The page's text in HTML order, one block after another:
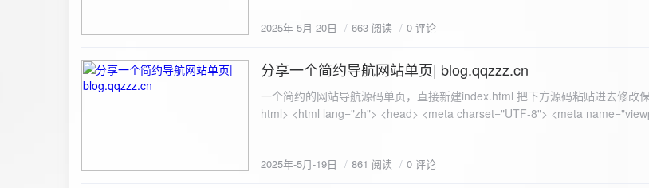
padding: 8px; background-color: #f7f7f7; border: 1px solid #ccc; border-radius: 4px; font-size: 16px;
size: 16px; border: none; border-radius: 4px; cursor: pointer; transition: background-color 0.3s ease; }
100%; height: 30px; background-color: #ddd; border-radius: 4px; margin-top: 20px; overflow: hidden; }
.progress-fill { height: 100%; background-color: #4caf50; width: 0; line-height: 30px; text-align: center;
border-radius: 4px; background-color: #f9f9f9; font-size: 16px; color: #333; min-height: 40px; } /* 错误
或成功的提示信息样式 */ .result.success { border-color: #28a745; background-color: #e9f7e8; }
https://www.lcayun.com/actcloud.html
2025年-5月-20日 663 阅读 0 评论
2025-5-19
分享一个简约导航网站单页| blog.qqzzz.cn
一个简约的网站导航源码单页，直接新建index.html 把下方源码粘贴进去修改保存即可。 <!DOCTYPE html> <html lang="zh"> <head> <meta charset="UTF-8"> <meta name="viewport" content="width=device-width, initial-scale=1.0"> <title>导航网站 -blog.qqzzz.cn</title> <meta name="keywords" content="双虹云博客"> <meta name="description" content="双虹云博客。"> <meta name="author" content="导航网站"> <meta name="robots" content="index,follow"> <meta property="og:title" content="导航网站 - "> <meta property="og:description" content="双虹云。"> <meta property="og:type" content="website"> <link rel="icon" href="https://blog.qqzzz.cn/favicon.ico" type="image/x-icon"> <link rel="shortcut icon" href="https://blog.qqzzz.cn/favicon.ico" type="image/x-icon"> <style> /* 基础样式 */ * { margin: 0; padding: 0; box-sizing: border-box; } /* 主体样式 */ body { background: #f0f2f5; font-family: 'Microsoft YaHei', -apple-system, BlinkMacSystemFont, sans-serif; margin: 0; padding: 0; min-height: 100vh; overflow-x: hidden; position: relative; display: flex; flex-direction: column; } /* 容器样式 */ .container { max-width: 1200px; margin: 0 auto; padding: 20px; flex: 1; display: flex; flex-direction: column; align-items: center; width: 100%; } /* 主盒子样式 */ .main-box { background: white; box-shadow: 0 2px 12px rgba(0, 0, 0, 0.08); border-radius: 24px; border: 1px solid #e9ecef; width: 100%; max-width: 1000px; padding: 30px; margin: 0 auto 15px; transition: all 0.3s ease; position: relative; z-index: 2; } .main-box:hover { transform: translateY(-2px); box-shadow: 0 6px 25px rgba(0, 0, 0, 0.2); } /* 头部样式 */ .header { text-align: center; margin-bottom: 20px; padding-bottom: 15px; border-bottom: 1px solid rgba(255, 255, 255, 0.2); } .header h1 { font-size: 32px; background: linear-gradient(120deg, #2b5876 0%, #4e4376 100%); -webkit-background-clip: text; -webkit-text-fill-color: transparent; margin-bottom: 15px; } /* 提示框样式 */ .notice { background: transparent; padding: 0 25px; border-radius: 12px; margin-bottom: 15px; white-space: nowrap; overflow: hidden; text-overflow: ellipsis; } .notice p { color: #4facfe; font-size: 16px; line-height: 1; font-weight: bold; letter-spacing: 0.5px; margin: 0; } /* 流量卡领取样式 */ .flow-card, .flow-card-top { background: linear-gradient(120deg, #4facfe 0%, #00f2fe 100%); box-shadow: 0 3px 15px rgba(0, 0, 0, 0.1); border-radius: 12px; padding: 10px 15px; margin-bottom: 10px; text-align: center; position: relative; overflow: hidden; display: flex; justify-content: space-between; align-items: center; } .flow-card::before, .flow-card-top::before { content: ''; position: absolute; top: -10px; right: -10px; width: 80px; height: 80px; background: rgba(255, 255, 255, 0.1); border-radius: 50%; } .flow-card .text-content, .flow-card-top h3 { flex: 1; text-align: left; color: #ffffff; font-size: 16px; margin: 0; } .flow-card h2 { color: #ffffff; font-size: 18px; margin-bottom: 4px; font-weight: 600; } .flow-card p { color: rgba(255, 255, 255, 0.9); font-size: 14px; margin-bottom: 0; } .flow-card a, .flow-card-top a { display: inline-block; background: #ffffff; color: #2b5876; padding: 8px 0; border-radius: 50px; font-size: 15px; cursor: pointer; transition: all 0.3s ease; font-weight: 600; text-decoration: none; box-shadow: 0 4px 10px rgba(0, 0, 0, 0.1); margin: 0 5px; white-space: nowrap; width: 110px; text-align: center; } /* 所有按钮统一样式 */ .flow-card .buttons a, .flow-card-top .buttons a { background: #ffffff; color: #2b5876; } .flow-card .buttons a:hover, .flow-card-top .buttons a:hover { background: #f8f9fa; transform: translateY(-2px); box-shadow: 0 6px 15px rgba(0, 0, 0, 0.2); } .flow-card .buttons, .flow-card-top .buttons { display: flex; align-items: center; justify-content: flex-end; flex-wrap: nowrap; } .flow-card a:hover, .flow-card-top a:hover { transform: translateY(-2px); box-shadow: 0 6px 15px rgba(0, 0, 0, 0.2); background: #f8f9fa; } .flow-card-top { margin-bottom: 10px; } /* 导航网格样式 */ .nav-grid { display: grid; grid-template-columns: repeat(2, 1fr); gap: 25px; width: 100%; margin: 0 auto; padding: 0; } /* 导航项样式 */ .nav-item { background: hsl(230, 10%, 33%); border-radius: 12px; padding: 12px; text-align: center; box-shadow: none; transition: all 0.3s ease; min-height: 75px; position: relative; } .nav-item:hover { transform: none; background: hsl(230, 10%, 38%); } .nav-item a { text-decoration: none; color: inherit; display: block; text-align: center; } .nav-item h3 { color: #ffffff; font-size: 17px; margin-bottom: 8px; } .nav-item p { color: rgba(255, 255, 255, 0.9); font-size: 16px; margin-bottom: 4px; } .nav-item .status { position: absolute; bottom: -20px; left: 0; right: 0; color: #ff6b6b; font-size: 12px; text-align: center; font-weight: 500; } /* 底部导航样式 */ .float-nav { display: none; } @media (max-width: 768px) { body { padding-bottom: 20px; } .container { padding: 10px; } .main-box { padding: 15px; margin: 5px; } .header { margin-bottom: 15px; padding-bottom: 10px; } .nav-grid { gap: 15px; } .flow-card, .flow-card-top { padding: 12px; margin-bottom: 10px; flex-direction: column; } .flow-card .text-content, .flow-card-top h3 { text-align: center; margin-bottom: 12px; font-size: 16px; } .flow-card h2 { font-size: 16px; margin-bottom: 5px; text-align: center; } .flow-card p { font-size: 13px; text-align: center; padding: 0 5px; } .flow-card a, .flow-card-top a, .flow-card .buttons a, .flow-card-top .buttons a { padding: 7px 0; font-size: 14px; margin: 0 4px; width: 95px; text-align: center; background: #ffffff; color: #2b5876; } .flow-card .buttons, .flow-card-top .buttons { justify-content: center; width: 100%; margin-
2025年-5月-19日 861 阅读 0 评论